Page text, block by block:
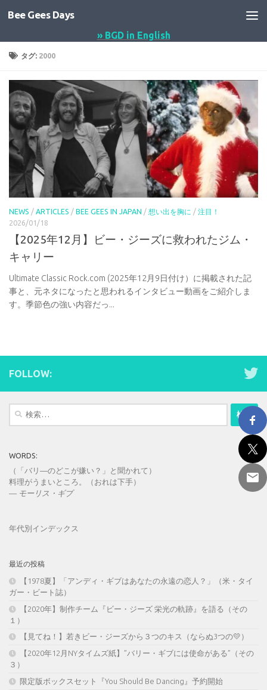
コンテンツへスキップ
Bee Gees Days
» BGD in English
タグ: 2000
NEWS / ARTICLES / BEE GEES IN JAPAN / 想い出を胸に / 注目！
2026/01/18
【2025年12月】ビー・ジーズに救われたジム・
キャリー
Ultimate Classic Rock.com (2025年12月9日付け）に掲載された記
事と、元ネタになったと思われるインタビュー動画をご紹介しま
す。季節色の強い内容だっ...
FOLLOW:
WORDS:
（「バリ―のどこが嫌い？」と聞かれて）
料理がうまいところ。（おれは下手）
— モーリス・ギブ
年代別インデックス
最近の投稿
【1978夏】「アンディ・ギブはあなたの永遠の恋人？」（米・タイ
ガー・ビート誌）
【2020年】制作チーム『ビー・ジーズ 栄光の軌跡』を語る（その
１）
【見てね！】若きビー・ジーズから３つのキス（ならぬ3つの💛）
【2020年12月NYタイムズ紙】”バリー・ギブには使命がある”（その
３）
限定版ボックスセット『You Should Be Dancing』予約開始